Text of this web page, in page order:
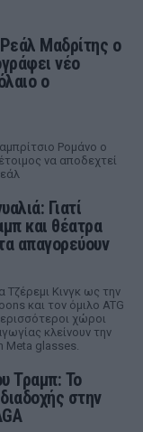
Μαδρίτης ο
νέο
ο
Ρομάνο ο
να αποδεχτεί
Γιατί
και θέατρα
απαγορεύουν
Τζέρεμι Κινγκ ως την
και τον όμιλο ATG
χώροι
κλείνουν την
Meta glasses.
Τραμπ: Το
στην